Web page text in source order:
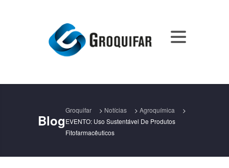
Blog
Groquifar > Notícias > Agroquímica
>
EVENTO: Uso Sustentável De Produtos
Fitofarmacêuticos